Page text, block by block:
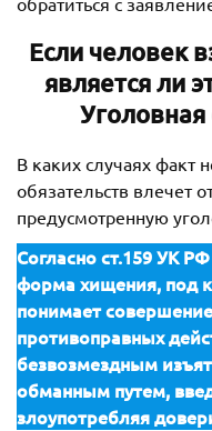
Если человек
является ли
Уголовная
В каких случаях факт
обязательств влечет
предусмотренную
Согласно ст.159 УК
форма хищения, под
понимает
противоправных
безвозмездным
обманным путем,
злоупотребляя